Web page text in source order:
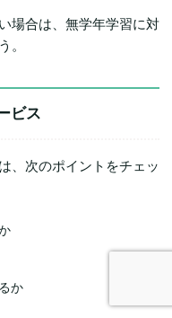
場合は、無学年学習に対
。
ビス
、次のポイントをチェッ
か